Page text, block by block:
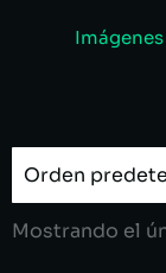
Mostrando el